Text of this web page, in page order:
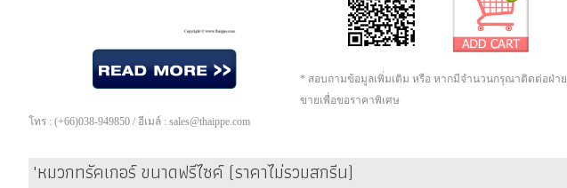
* สอบถามข้อมูลเพิ่มเติม หรือ หากมีจำนวนกรุณาติดต่อฝ่าย
ขายเพื่อขอราคาพิเศษ
โทร : (+66)038-949850 / อีเมล์ : sales@thaippe.com
'หมวกทรัคเกอร์ ขนาดฟรีไซค์ (ราคาไม่รวมสกรีน)